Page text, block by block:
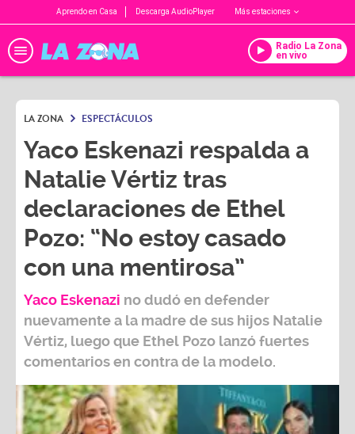
Aprendo en Casa Descarga AudioPlayer Más estaciones
Radio La Zona
en vivo
LA ZONA ESPECTÁCULOS
Yaco Eskenazi respalda a
Natalie Vértiz tras
declaraciones de Ethel
Pozo: “No estoy casado
con una mentirosa”
Yaco Eskenazi no dudó en defender
nuevamente a la madre de sus hijos Natalie
Vértiz, luego que Ethel Pozo lanzó fuertes
comentarios en contra de la modelo.